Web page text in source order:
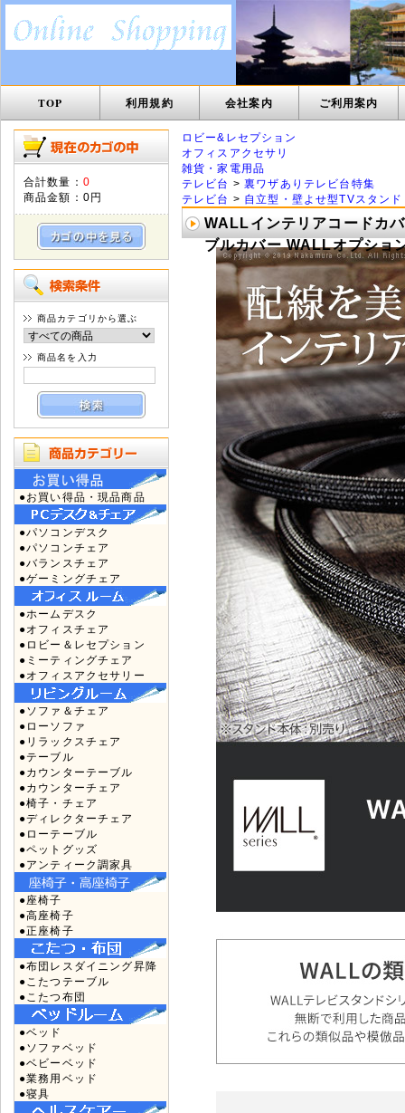
TOP 利用規約 会社案内 ご利用案内
合計数量： 0
商品金額： 0円
商品カテゴリから選ぶ
商品名を入力
●お買い得品・現品商品
●パソコンデスク
●パソコンチェア
●バランスチェア
●ゲーミングチェア
●ホームデスク
●オフィスチェア
●ロビー＆レセプション
●ミーティングチェア
●オフィスアクセサリー
●ソファ＆チェア
●ローソファ
●リラックスチェア
●テーブル
●カウンターテーブル
●カウンターチェア
●椅子・チェア
●ディレクターチェア
●ローテーブル
●ペットグッズ
●アンティーク調家具
●座椅子
●高座椅子
●正座椅子
●布団レスダイニング昇降
●こたつテーブル
●こたつ布団
●ベッド
●ソファベッド
●ベビーベッド
●業務用ベッド
●寝具
ロビー&レセプション
オフィスアクセサリ
雑貨・家電用品
テレビ台 >裏ワザありテレビ台特集
テレビ台 > 自立型・壁よせ型TVスタンド
WALLインテリアコードカ
ブルカバー WALLオプショ